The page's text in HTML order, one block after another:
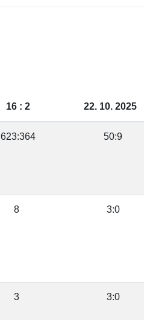
16 : 2 22. 10. 2025
623:364 50:9
8 3:0
3 3:0